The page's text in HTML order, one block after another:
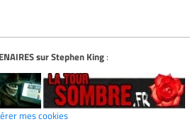
sur Stephen King:
mes cookies